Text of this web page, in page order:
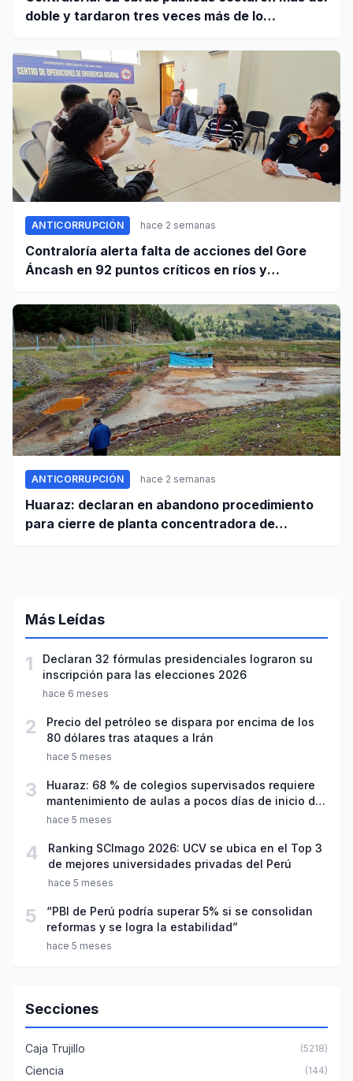
doble y tardaron tres veces más de lo
ANTICORRUPCIÓN hace 2 semanas
Contraloría alerta falta de acciones del Gore
Áncash en 92 puntos críticos en ríos y
ANTICORRUPCIÓN hace 2 semanas
Huaraz: declaran en abandono procedimiento
para cierre de planta concentradora de
Más Leídas
1
Declaran 32 fórmulas presidenciales lograron su
inscripción para las elecciones 2026
hace 6 meses
2
Precio del petróleo se dispara por encima de los
80 dólares tras ataques a Irán
hace 5 meses
3
Huaraz: 68 % de colegios supervisados requiere
mantenimiento de aulas a pocos días de inicio del
año escolar 2026
hace 5 meses
4
Ranking SCImago 2026: UCV se ubica en el Top 3
de mejores universidades privadas del Perú
hace 5 meses
5
“PBI de Perú podría superar 5% si se consolidan
reformas y se logra la estabilidad”
hace 5 meses
Secciones
Caja Trujillo (5218)
Ciencia (144)